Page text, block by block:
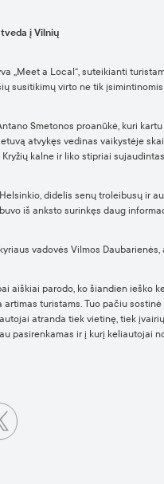
į Vilnių
„Meet a Local“, suteikianti
susitikimų virto ne tik
Smetonos proanūkė, kuri
atvykęs vedinas vaikystėje
kalne ir liko stipriai
didelis senų troleibusų ir
iš anksto surinkęs daug
vadovės Vilmos
aiškiai parodo, ko šiandien
turistams. Tuo pačiu
atranda tiek vietinę, tiek
pasirenkamas ir į kurį keliautojai